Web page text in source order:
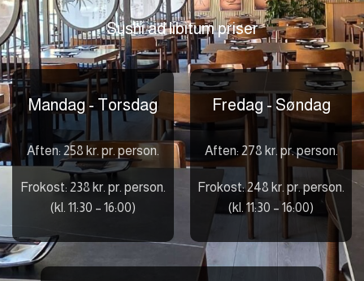
Sushi ad libitum priser
Mandag - Torsdag
Aften: 258 kr. pr. person.
Frokost: 238 kr. pr. person.
(kl. 11:30 – 16:00)
Fredag - Søndag
Aften: 278 kr. pr. person.
Frokost: 248 kr. pr. person.
(kl. 11:30 – 16:00)